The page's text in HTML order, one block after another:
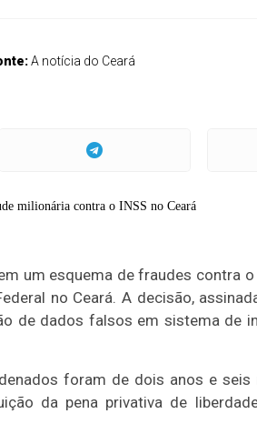
A notícia do Ceará
um esquema de fraudes contra
no Ceará. A decisão,
de dados falsos em sistema de
foram de dois anos e
da pena privativa de